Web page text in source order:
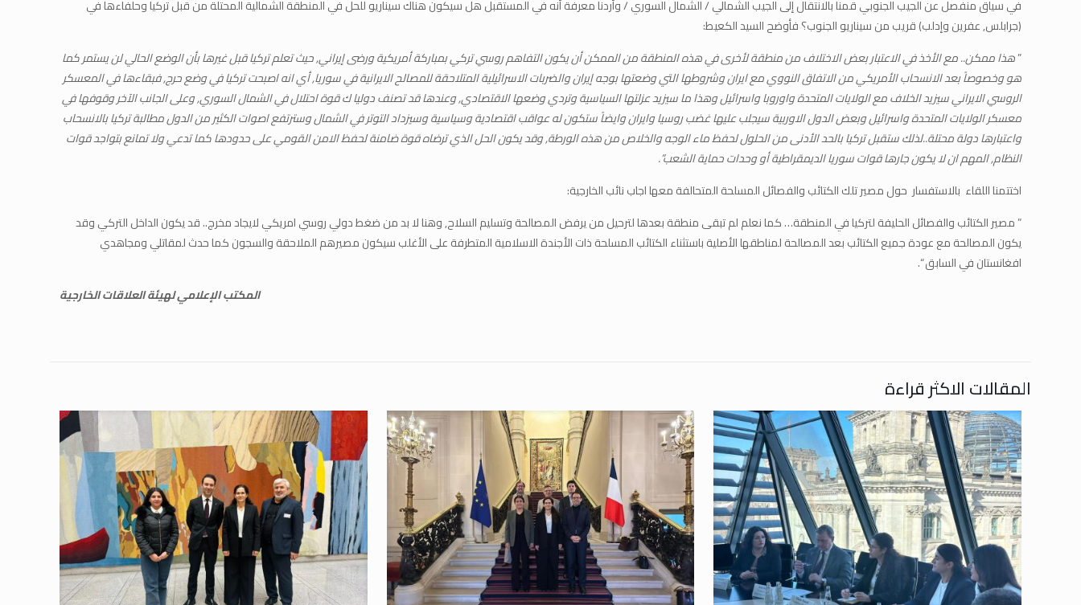
في سياق منفصل عن الجيب الجنوبي قمنا بالانتقال إلى الجيب الشمالي / الشمال السوري / وأردنا معرفة أنه في المستقبل هل سيكون هناك سيناريو للحل في المنطقة الشمالية المحتلة من قبل تركيا وحلفاءها في
(جرابلس, عفرين وإدلب) قريب من سيناريو الجنوب؟ فأوضح السيد الكعيط:
”هذا ممكن.. مع الأخذ في الاعتبار بعض الاختلاف من منطقة لأخرى في هذه المنطقة من الممكن أن يكون التفاهم روسي تركي بمباركة أمريكية ورضى إيراني, حيث تعلم تركيا قبل غيرها بأن الوضع الحالي لن يستمر كما
هو وخصوصاً بعد الانسحاب الأمريكي من الاتفاق النووي مع ايران وشروطها التي وضعتها بوجه إيران والضربات الاسرائيلية المتلاحقة للمصالح الايرانية في سوريا, أي انه اصبحت تركيا في وضع حرج, فبقاءها في المعسكر
الروسي الايراني سيزيد الخلاف مع الولايات المتحدة واوروبا واسرائيل وهذا ما سيزيد عزلتها السياسية وتردي وضعها الاقتصادي, وعندها قد تصنف دوليا ك قوة احتلال في الشمال السوري, وعلى الجانب الآخر وقوفها في
معسكر الولايات المتحدة واسرائيل وبعض الدول الاوربية سيجلب عليها غضب روسيا وايران وايضاً ستكون له عواقب اقتصادية وسياسية وسيزداد التوتر في الشمال وسترتفع اصوات الكثير من الدول مطالبة تركيا بالانسحاب
واعتبارها دولة محتلة..لذلك ستقبل تركيا بالحد الأدنى من الحلول لحفظ ماء الوجه والخلاص من هذه الورطة, وقد يكون الحل الذي ترضاه قوة ضامنة لحفظ الامن القومي على حدودها كما تدعي ولا تمانع بتواجد قوات
النظام, المهم ان لا يكون جارها قوات سوريا الديمقراطية أو وحدات حماية الشعب”.
اختتمنا اللقاء بالاستفسار حول مصير تلك الكتائب والفصائل المسلحة المتحالفة معها اجاب نائب الخارجية:
” مصير الكتائب والفصائل الحليفة لتركيا في المنطقة… كما نعلم لم تبقى منطقة بعدها لترحيل من يرفض المصالحة وتسليم السلاح, وهنا لا بد من ضغط دولي روسي امريكي لايجاد مخرج.. قد يكون الداخل التركي وقد
يكون المصالحة مع عودة جميع الكتائب بعد المصالحة لمناطقها الأصلية باستثناء الكتائب المسلحة ذات الأجندة الاسلامية المتطرفة على الأغلب سيكون مصيرهم الملاحقة والسجون كما حدث لمقاتلي ومجاهدي
افغانستان في السابق “.
المكتب الإعلامي لهيئة العلاقات الخارجية
المقالات الاكثر قراءة